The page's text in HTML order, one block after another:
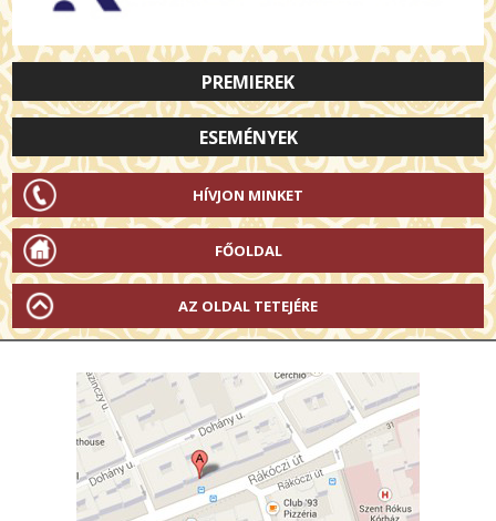
PREMIEREK
ESEMÉNYEK
HÍVJON MINKET
FŐOLDAL
AZ OLDAL TETEJÉRE